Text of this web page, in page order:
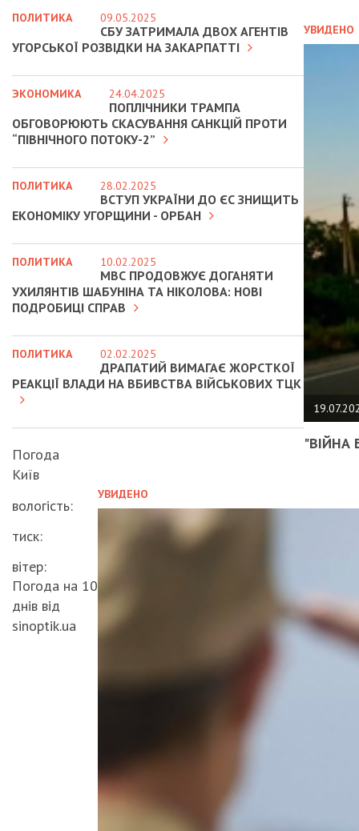
УВИДЕНО
"ВІЙНА
УВИДЕНО
ПОЛИТИКА 09.05.2025
СБУ ЗАТРИМАЛА ДВОХ АГЕНТІВ
УГОРСЬКОЇ РОЗВІДКИ НА ЗАКАРПАТТІ
ЭКОНОМИКА 24.04.2025
ПОПЛІЧНИКИ ТРАМПА
ОБГОВОРЮЮТЬ СКАСУВАННЯ САНКЦІЙ ПРОТИ
“ПІВНІЧНОГО ПОТОКУ-2”
ПОЛИТИКА 28.02.2025
ВСТУП УКРАЇНИ ДО ЄС ЗНИЩИТЬ
ЕКОНОМІКУ УГОРЩИНИ - ОРБАН
ПОЛИТИКА 10.02.2025
МВС ПРОДОВЖУЄ ДОГАНЯТИ
УХИЛЯНТІВ ШАБУНІНА ТА НІКОЛОВА: НОВІ
ПОДРОБИЦІ СПРАВ
ПОЛИТИКА 02.02.2025
ДРАПАТИЙ ВИМАГАЄ ЖОРСТКОЇ
РЕАКЦІЇ ВЛАДИ НА ВБИВСТВА ВІЙСЬКОВИХ ТЦК
Погода
Київ
вологість:
тиск:
вітер:
Погода на 10
днів від
sinoptik.ua